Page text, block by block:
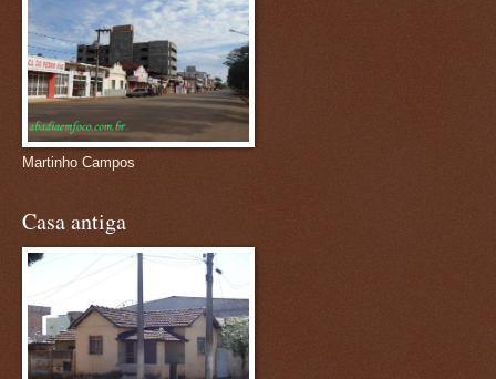
Martinho Campos
Casa antiga